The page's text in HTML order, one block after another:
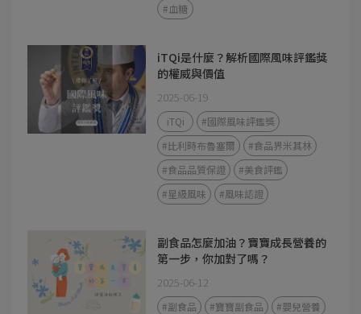
#血糖
iTQi是什麼？解析國際風味評鑑獎
的權威與價值
2025-06-19
iTQi
#國際風味評鑑獎
#比利時布魯塞爾
#食品界米其林
#食品品質保證
#美食評鑑
#星級風味
#風味認證
副食品怎麼加油？寶寶成長營養的
第一步，你加對了嗎？
2025-06-12
#副食品 #寶寶副食品
#嬰兒營養